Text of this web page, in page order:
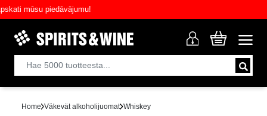
mūsu piedāvājumu!
Home Väkevät alkoholijuomat Whiskey